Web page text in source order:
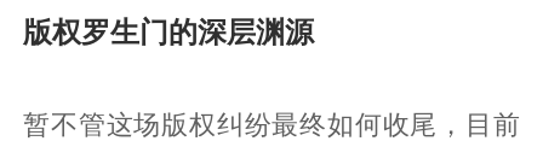
版权罗生门的深层渊源
暂不管这场版权纠纷最终如何收尾，目前